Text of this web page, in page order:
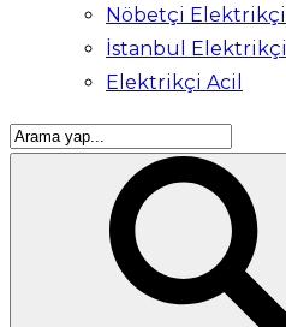
Nöbetçi Elektrikçi
İstanbul Elektrikçi
Elektrikçi Acil